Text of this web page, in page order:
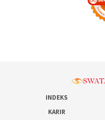
INDEKS
KARIR